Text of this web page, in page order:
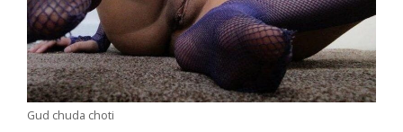
Gud chuda choti